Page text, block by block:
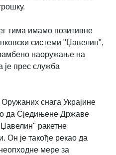
тима имамо позитивне
системи "Џавелин",
наоружање на
прес служба
снага Украјине
да Сједињене Државе
ракетне
Он је такође рекао да
мере за